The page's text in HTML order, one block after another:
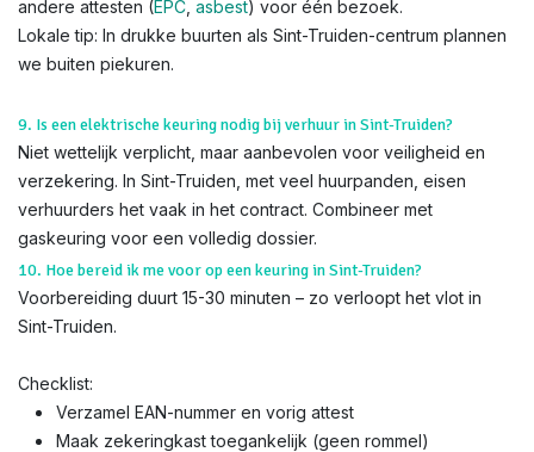
andere attesten (EPC asbest) voor één bezoek.
Lokale tip: In drukke buurten als Sint-Truiden-centrum plannen
we buiten piekuren.
9. Is een elektrische keuring nodig bij verhuur in Sint-Truiden?
Niet wettelijk verplicht, maar aanbevolen voor veiligheid en
verzekering. In Sint-Truiden, met veel huurpanden, eisen
verhuurders het vaak in het contract. Combineer met
gaskeuring voor een volledig dossier.
10. Hoe bereid ik me voor op een keuring in Sint-Truiden?
Voorbereiding duurt 15-30 minuten – zo verloopt het vlot in
Sint-Truiden.
Checklist:
Verzamel EAN-nummer en vorig attest
Maak zekeringkast toegankelijk (geen rommel)